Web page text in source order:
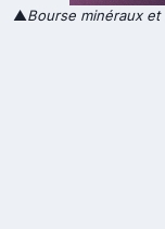
▲Bourse minéraux